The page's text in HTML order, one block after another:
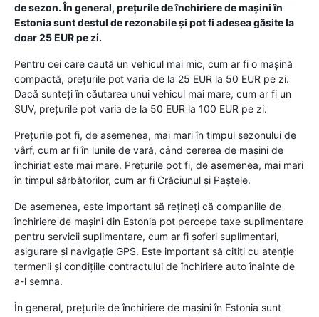
de sezon. În general, prețurile de închiriere de mașini în
Estonia sunt destul de rezonabile și pot fi adesea găsite la
doar 25 EUR pe zi.
Pentru cei care caută un vehicul mai mic, cum ar fi o mașină
compactă, prețurile pot varia de la 25 EUR la 50 EUR pe zi.
Dacă sunteți în căutarea unui vehicul mai mare, cum ar fi un
SUV, prețurile pot varia de la 50 EUR la 100 EUR pe zi.
Prețurile pot fi, de asemenea, mai mari în timpul sezonului de
vârf, cum ar fi în lunile de vară, când cererea de mașini de
închiriat este mai mare. Prețurile pot fi, de asemenea, mai mari
în timpul sărbătorilor, cum ar fi Crăciunul și Paștele.
De asemenea, este important să rețineți că companiile de
închiriere de mașini din Estonia pot percepe taxe suplimentare
pentru servicii suplimentare, cum ar fi șoferi suplimentari,
asigurare și navigație GPS. Este important să citiți cu atenție
termenii și condițiile contractului de închiriere auto înainte de
a-l semna.
În general, prețurile de închiriere de mașini în Estonia sunt